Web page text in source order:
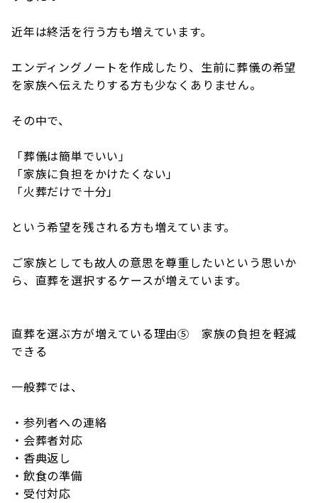
近年は終活を行う方も増えています。
エンディングノートを作成したり、生前に葬儀の希望
を家族へ伝えたりする方も少なくありません。
その中で、
「葬儀は簡単でいい」
「家族に負担をかけたくない」
「火葬だけで十分」
という希望を残される方も増えています。
ご家族としても故人の意思を尊重したいという思いか
ら、直葬を選択するケースが増えています。
直葬を選ぶ方が増えている理由⑤ 家族の負担を軽減
できる
一般葬では、
・参列者への連絡
・会葬者対応
・香典返し
・飲食の準備
・受付対応